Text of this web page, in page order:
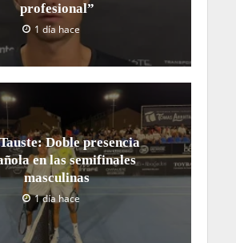
profesional”
1 día hace
Doble presencia
en las semifinales
masculinas
1 día hace